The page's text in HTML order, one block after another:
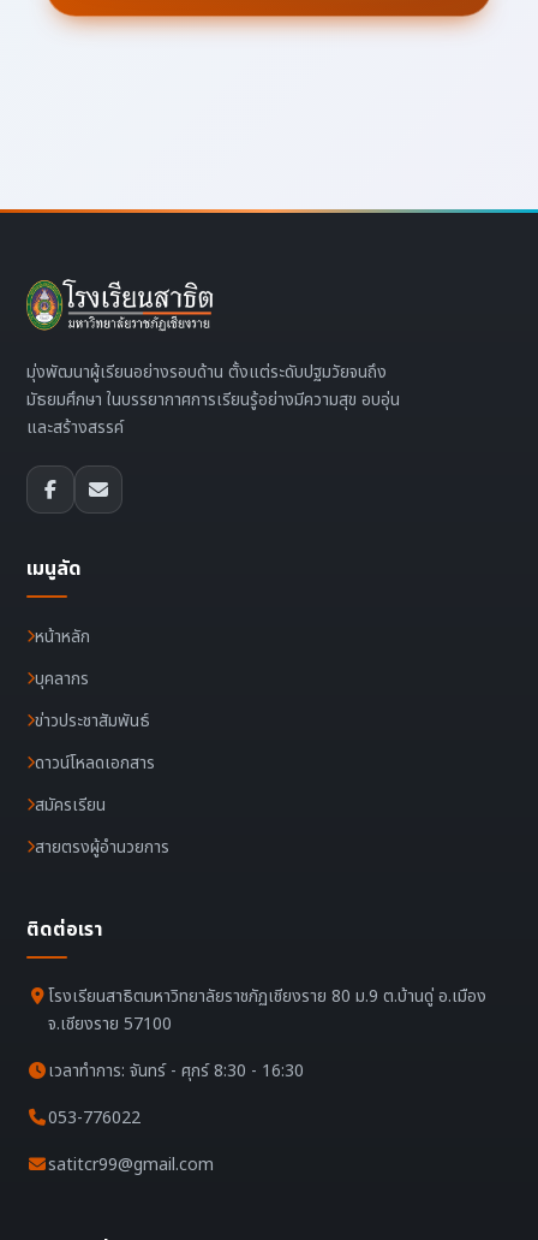
มุ่งพัฒนาผู้เรียนอย่างรอบด้าน ตั้งแต่ระดับปฐมวัยจนถึง
มัธยมศึกษา ในบรรยากาศการเรียนรู้อย่างมีความสุข อบอุ่น
และสร้างสรรค์
เมนูลัด
หน้าหลัก
บุคลากร
ข่าวประชาสัมพันธ์
ดาวน์โหลดเอกสาร
สมัครเรียน
สายตรงผู้อำนวยการ
ติดต่อเรา
โรงเรียนสาธิตมหาวิทยาลัยราชภัฏเชียงราย 80 ม.9 ต.บ้านดู่ อ.เมือง
จ.เชียงราย 57100
เวลาทำการ: จันทร์ - ศุกร์ 8:30 - 16:30
053-776022
satitcr99@gmail.com